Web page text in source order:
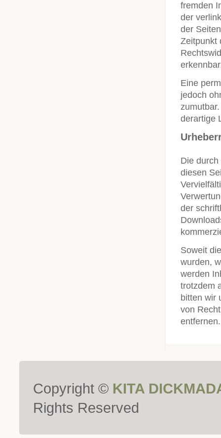
fremden
der
der
Zeitpunkt
Eine
jedoch
derartige
Die
diesen
der
Soweit
wurden,
werden
trotzdem
bitten wir
von
entfernen.
Copyright © KITA
Rights Reserved